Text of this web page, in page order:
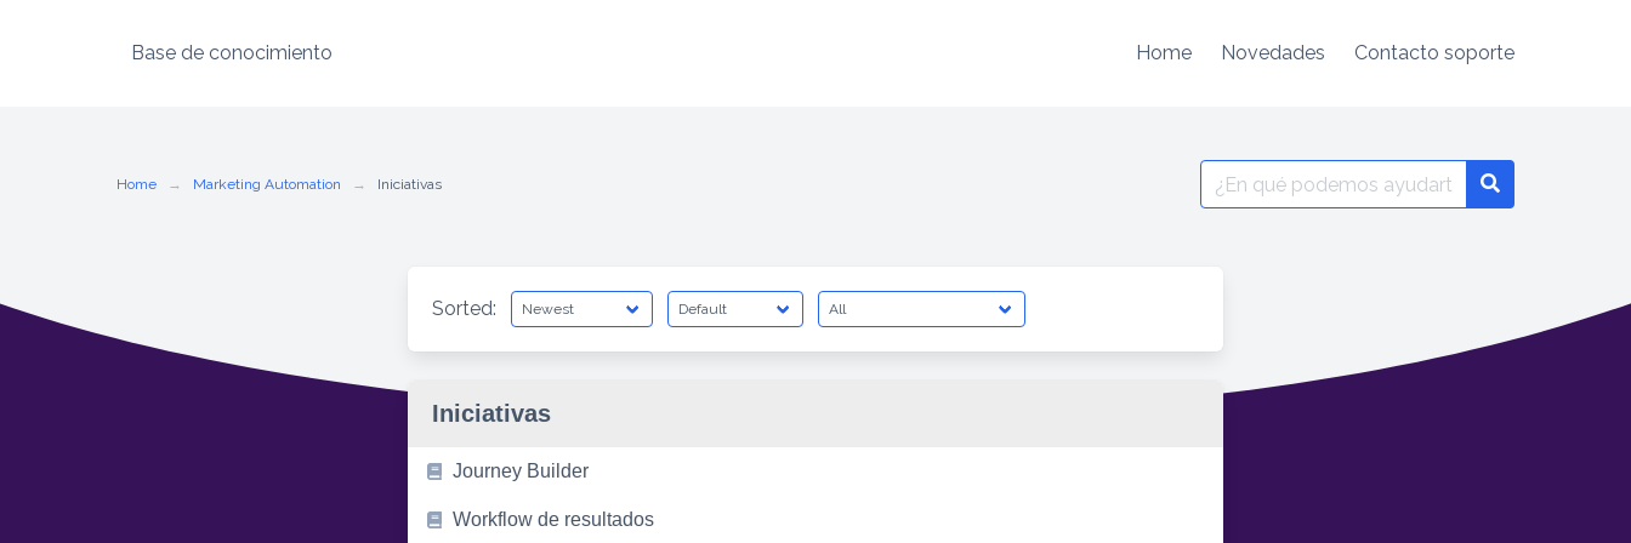
Base de conocimiento Home Novedades Contacto soporte
Home Marketing Automation Iniciativas
Search
for:
Sorted:
Iniciativas
Journey Builder
Workflow de resultados